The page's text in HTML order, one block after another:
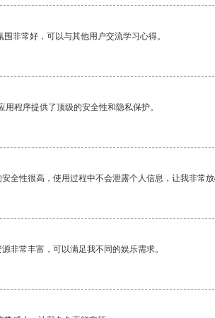
非常好，可以与其他用户交流学习心得。
用程序提供了顶级的安全性和隐私保护。
全性很高，使用过程中不会泄露个人信息，让我非常
非常丰富，可以满足我不同的娱乐需求。